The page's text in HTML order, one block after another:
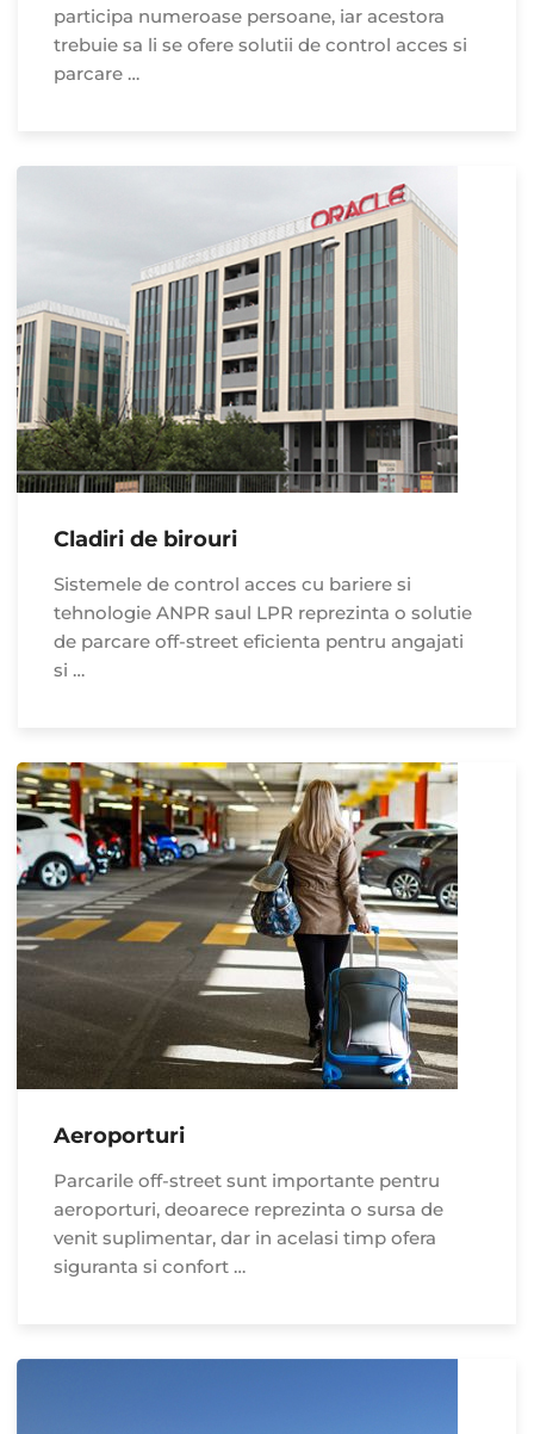
participa numeroase persoane, iar acestora
trebuie sa li se ofere solutii de control acces si
parcare …
Cladiri de birouri
Sistemele de control acces cu bariere si
tehnologie ANPR saul LPR reprezinta o solutie
de parcare off-street eficienta pentru angajati
si …
Aeroporturi
Parcarile off-street sunt importante pentru
aeroporturi, deoarece reprezinta o sursa de
venit suplimentar, dar in acelasi timp ofera
siguranta si confort …